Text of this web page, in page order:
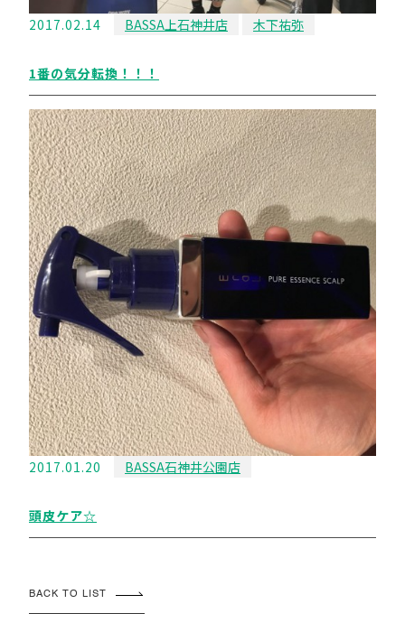
2017.02.14 BASSA上石神井店 木下祐弥
1番の気分転換！！！
2017.01.20 BASSA石神井公園店
頭皮ケア☆
BACK TO LIST